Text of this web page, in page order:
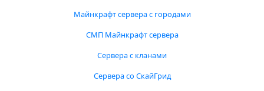
Майнкрафт сервера с городами
СМП Майнкрафт сервера
Сервера с кланами
Сервера со СкайГрид